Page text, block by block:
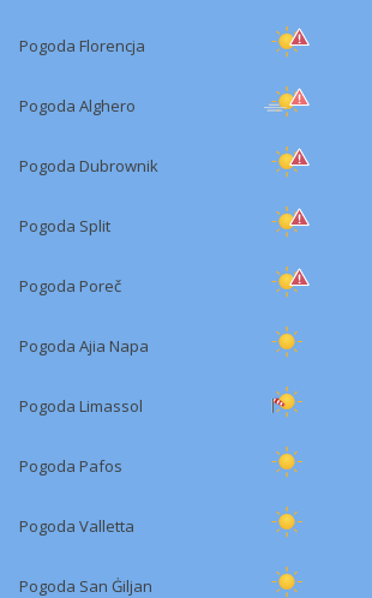
Pogoda Florencja
Pogoda Alghero
Pogoda Dubrownik
Pogoda Split
Pogoda Poreč
Pogoda Ajia Napa
Pogoda Limassol
Pogoda Pafos
Pogoda Valletta
Pogoda San Ġiljan